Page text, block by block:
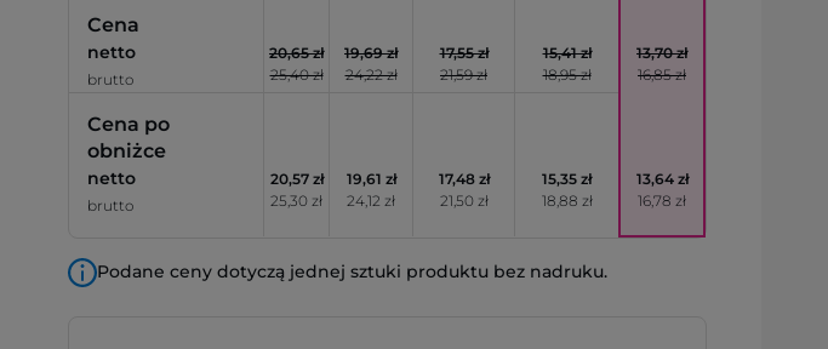
Cena
netto
brutto
20,65 zł
25,40 zł
19,69 zł
24,22 zł
17,55 zł
21,59 zł
15,41 zł
18,95 zł
13,70 zł
16,85 zł
Cena po
obniżce
netto
brutto
20,57 zł
25,30 zł
19,61 zł
24,12 zł
17,48 zł
21,50 zł
15,35 zł
18,88 zł
13,64 zł
16,78 zł
Podane ceny dotyczą jednej sztuki produktu bez nadruku.